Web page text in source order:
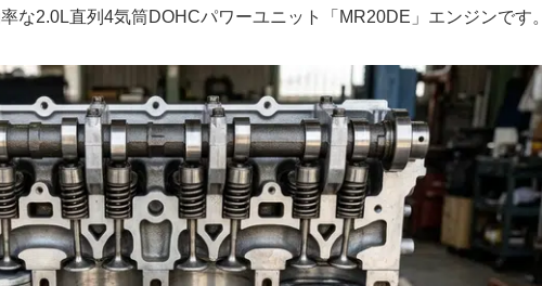
な2.0L直列4気筒DOHCパワーユニット「MR20DE」エンジンです。